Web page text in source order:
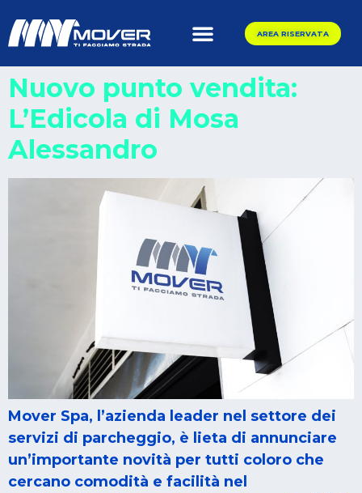
AREA RISERVATA
Nuovo punto vendita:
L’Edicola di Mosa
Alessandro
Mover Spa, l’azienda leader nel settore dei
servizi di parcheggio, è lieta di annunciare
un’importante novità per tutti coloro che
cercano comodità e facilità nel